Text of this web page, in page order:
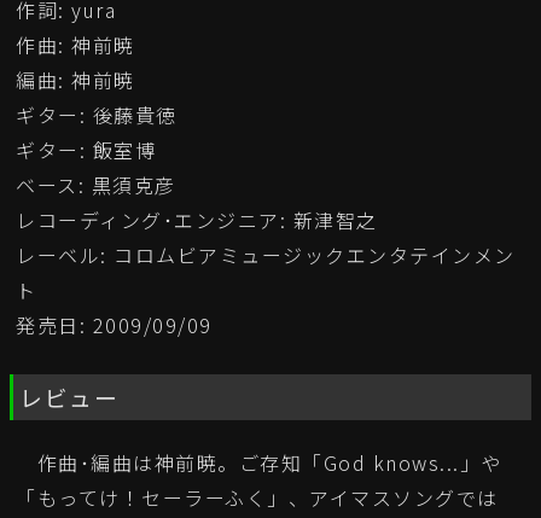
作詞: yura
作曲: 神前暁
編曲: 神前暁
ギター: 後藤貴徳
ギター: 飯室博
ベース: 黒須克彦
レコーディング･エンジニア: 新津智之
レーベル: コロムビアミュージックエンタテインメン
ト
発売日: 2009/09/09
レビュー
作曲･編曲は神前暁。ご存知「God knows...」や
「もってけ！セーラーふく」、アイマスソングでは